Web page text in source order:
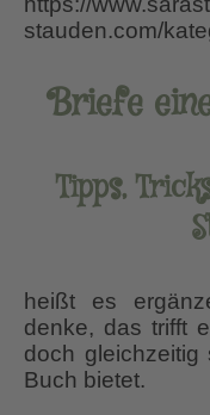
stauden.com/
Briefe
Tipps,
heißt es
denke, das trifft
doch
Buch bietet.